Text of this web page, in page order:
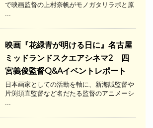
で映画監督の上村奈帆がモノガタリラボと原
映画『花緑青が明ける日に』名古屋
ミッドランドスクエアシネマ2 四
宮義俊監督Q&Aイベントレポート
日本画家としての活動を軸に、新海誠監督や
片渕須直監督など名だたる監督のアニメーシ